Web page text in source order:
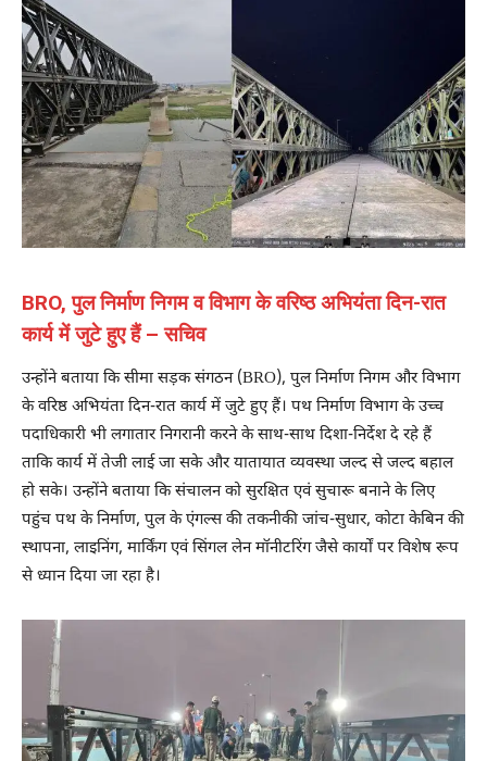
BRO, पुल निर्माण निगम व विभाग के वरिष्ठ अभियंता दिन-रात
कार्य में जुटे हुए हैं – सचिव
उन्होंने बताया कि सीमा सड़क संगठन (BRO), पुल निर्माण निगम और विभाग
के वरिष्ठ अभियंता दिन-रात कार्य में जुटे हुए हैं। पथ निर्माण विभाग के उच्च
पदाधिकारी भी लगातार निगरानी करने के साथ-साथ दिशा-निर्देश दे रहे हैं
ताकि कार्य में तेजी लाई जा सके और यातायात व्यवस्था जल्द से जल्द बहाल
हो सके। उन्होंने बताया कि संचालन को सुरक्षित एवं सुचारू बनाने के लिए
पहुंच पथ के निर्माण, पुल के एंगल्स की तकनीकी जांच-सुधार, कोटा केबिन की
स्थापना, लाइनिंग, मार्किंग एवं सिंगल लेन मॉनीटरिंग जैसे कार्यों पर विशेष रूप
से ध्यान दिया जा रहा है।